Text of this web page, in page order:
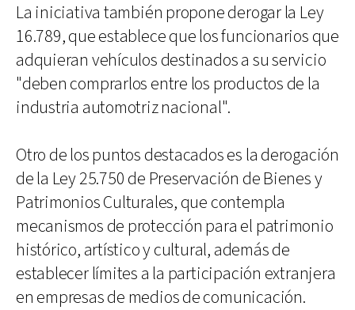
La iniciativa también propone derogar la Ley
16.789, que establece que los funcionarios que
adquieran vehículos destinados a su servicio
"deben comprarlos entre los productos de la
industria automotriz nacional".
Otro de los puntos destacados es la derogación
de la Ley 25.750 de Preservación de Bienes y
Patrimonios Culturales, que contempla
mecanismos de protección para el patrimonio
histórico, artístico y cultural, además de
establecer límites a la participación extranjera
en empresas de medios de comunicación.